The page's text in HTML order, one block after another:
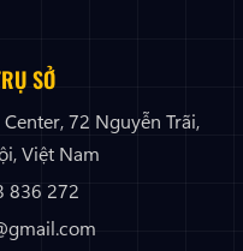
SỞ
72 Nguyễn Trãi,
Việt Nam
836 272